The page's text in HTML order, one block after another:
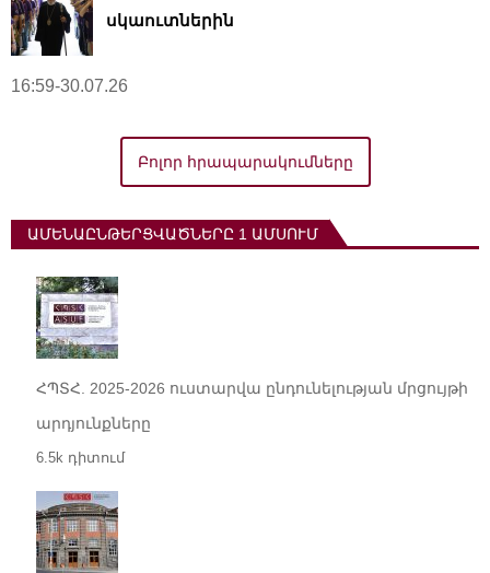
սկաուտներին
16:59-30.07.26
Բոլոր հրապարակումները
ԱՄԵՆԱԸՆԹԵՐՑՎԱԾՆԵՐԸ 1 ԱՄՍՈՒՄ
ՀՊՏՀ. 2025-2026 ուստարվա ընդունելության մրցույթի
արդյունքները
6.5k դիտում